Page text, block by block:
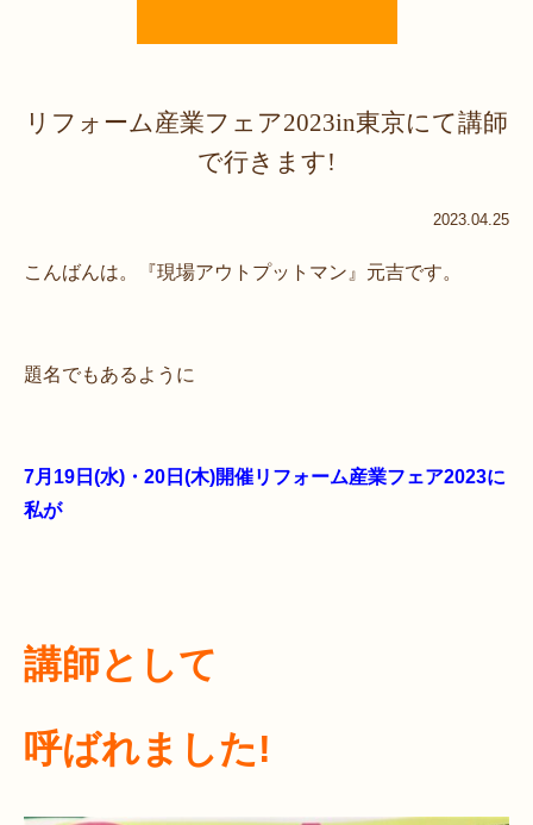
リフォーム産業フェア2023in東京にて講師
で行きます!
2023.04.25
こんばんは。『現場アウトプットマン』元吉です。
題名でもあるように
7月19日(水)・20日(木)開催リフォーム産業フェア2023に
私が
講師として
呼ばれました!